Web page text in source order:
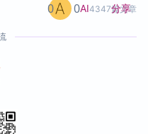
AI4347篇文章
0 0 分享